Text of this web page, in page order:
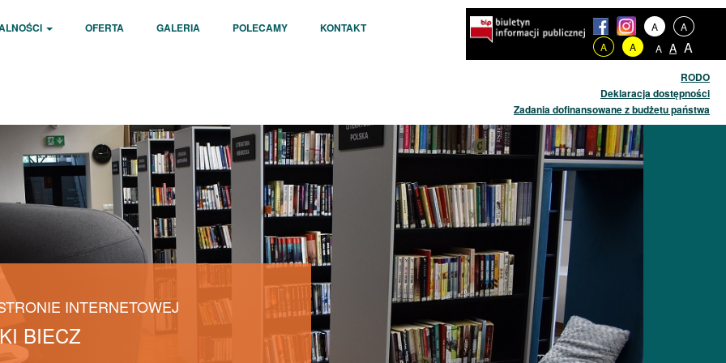
OFERTA GALERIA POLECAMY KONTAKT A
A
A
A A A A
RODO
Deklaracja dostępności
Zadania dofinansowane z budżetu państwa
INTERNETOWEJ
BIECZ